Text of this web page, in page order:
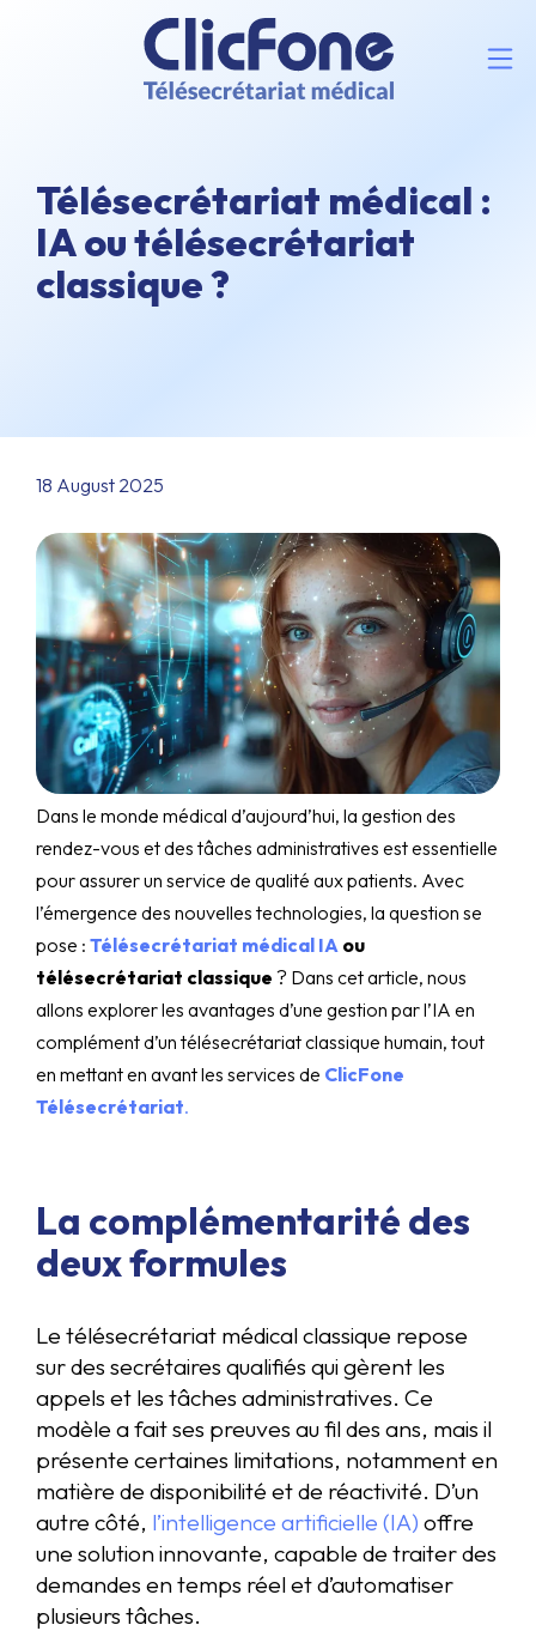
Télésecrétariat médical :
IA ou télésecrétariat
classique ?
18 August 2025
Dans le monde médical d’aujourd’hui, la gestion des
rendez-vous et des tâches administratives est essentielle
pour assurer un service de qualité aux patients. Avec
l’émergence des nouvelles technologies, la question se
pose : Télésecrétariat médical IA ou
télésecrétariat classique ? Dans cet article, nous
allons explorer les avantages d’une gestion par l’IA en
complément d’un télésecrétariat classique humain, tout
en mettant en avant les services de ClicFone
Télésecrétariat.
La complémentarité des
deux formules
Le télésecrétariat médical classique repose
sur des secrétaires qualifiés qui gèrent les
appels et les tâches administratives. Ce
modèle a fait ses preuves au fil des ans, mais il
présente certaines limitations, notamment en
matière de disponibilité et de réactivité. D’un
autre côté, l’intelligence artificielle (IA) offre
une solution innovante, capable de traiter des
demandes en temps réel et d’automatiser
plusieurs tâches.